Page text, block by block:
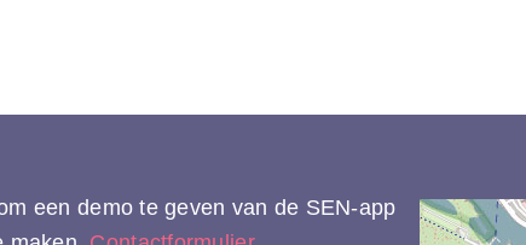
een demo te geven van de SEN-app